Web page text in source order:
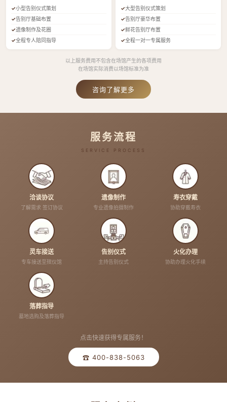
小型告别仪式策划
告别厅基础布置
遗像制作及花圈
全程专人陪同指导
大型告别仪式策划
告别厅豪华布置
鲜花告别厅布置
全程一对一专属服务
以上服务费用不包含在场馆产生的各项费用
在场馆实际消费以场馆标准为准
咨询了解更多
服务流程
SERVICE PROCESS
洽谈协议
了解需求 签订协议
遗像制作
专业遗像拍摄制作
寿衣穿戴
协助穿戴寿衣
灵车接送
专车接送至殡仪馆
告别仪式
主持告别仪式
火化办理
协助办理火化手续
落葬指导
墓地选购及落葬指导
点击快速获得专属服务！
☎ 400-838-5063